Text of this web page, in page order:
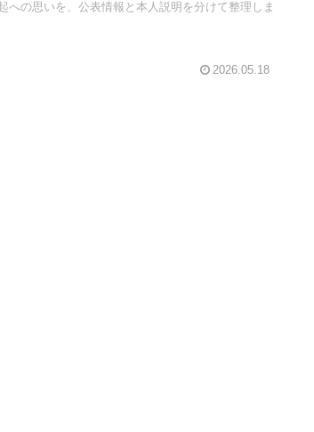
の思いを、公表情報と本人説明を分けて整理しま
2026.05.18